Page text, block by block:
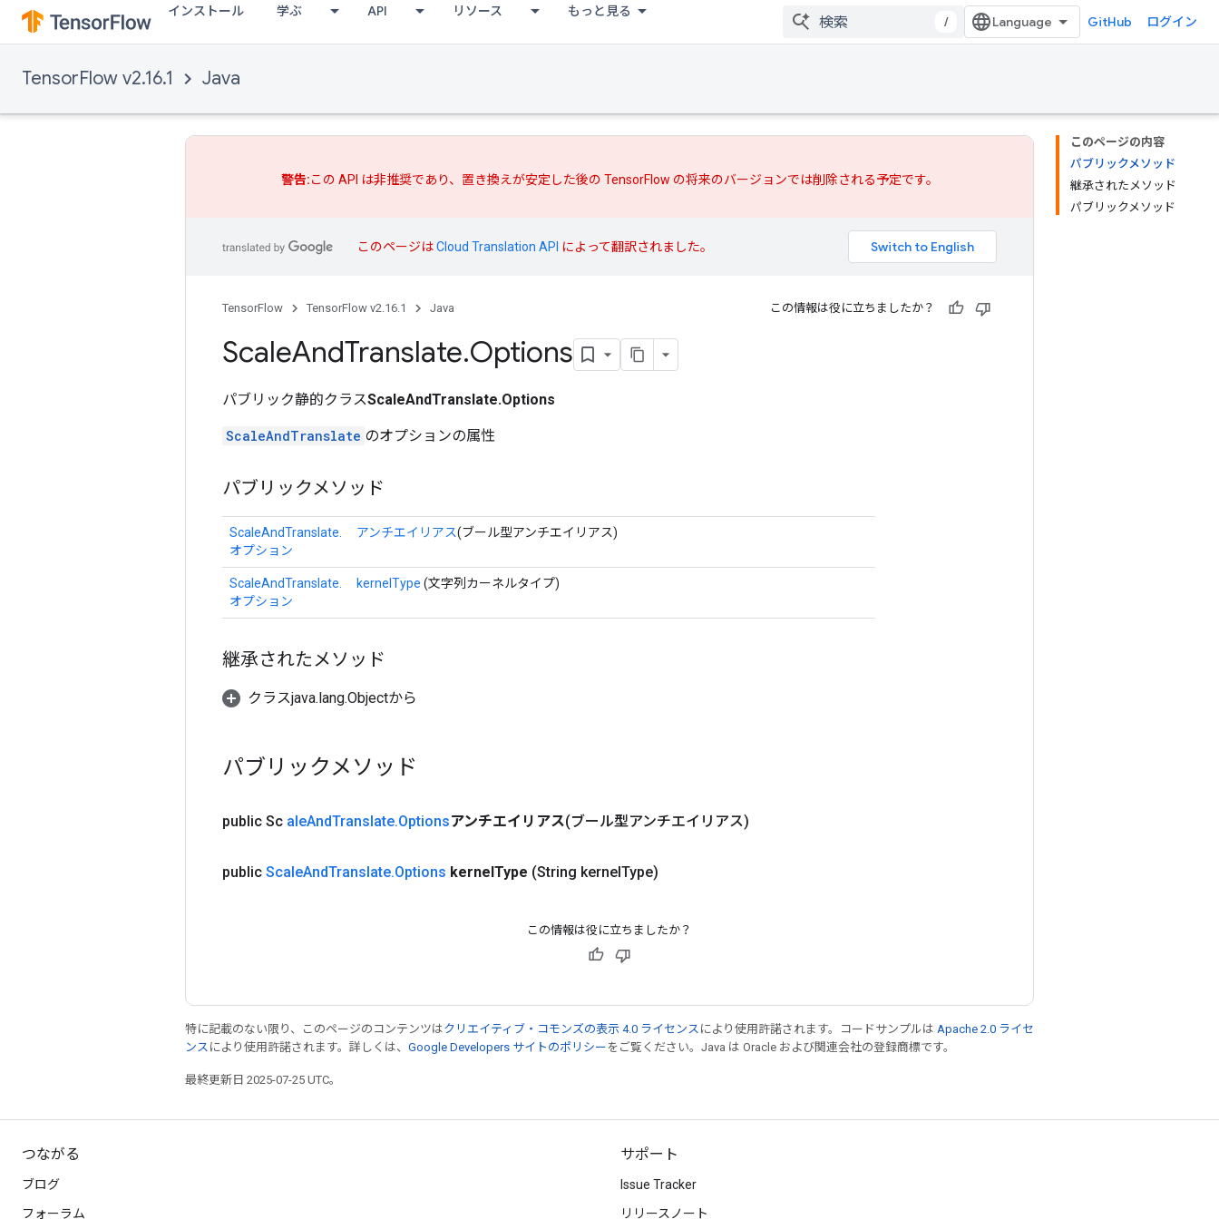
インストール 学ぶ API リソース もっと見る
/ GitHub ログイン
TensorFlow v2.16.1 Java
このページの内容
パブリックメソッド
継承されたメソッド
パブリックメソッド
警告:この API は非推奨であり、 置き換えが安定した後の TensorFlow の将来のバージョンでは削除される予定です。
このページはCloud Translation API によって翻訳されました。
TensorFlow TensorFlow v2.16.1 Java この情報は役に立ちましたか？
ScaleAndTranslate.Options
パブリック静的クラスScaleAndTranslate.Options
ScaleAndTranslate のオプションの属性
パブリックメソッド
ScaleAndTranslate.
オプション
アンチエイリアス(ブール型アンチエイリアス)
ScaleAndTranslate.
オプション
kernelType (文字列カーネルタイプ)
継承されたメソッド
クラスjava.lang.Objectから
パブリックメソッド
public Sc ​​aleAndTranslate.Optionsアンチエイリアス(ブール型アンチエイリアス)
public Sc​​aleAndTranslate.Options kernelType (String kernelType)
この情報は役に立ちましたか？
特に記載のない限り、このページのコンテンツはクリエイティブ・コモンズの表示 4.0 ライセンス により使用許諾されます。コードサンプルは Apache 2.0 ライセ
ンス により使用許諾されます。詳しくは、 Google Developers サイトのポリシー をご覧ください。Java は Oracle および関連会社の登録商標です。
最終更新日 2025-07-25 UTC。
つながる
ブログ
フォーラム
サポート
Issue Tracker
リリースノート